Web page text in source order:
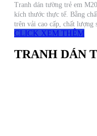
Tranh dán tường trẻ em
kích thước thực tế. Bằng
trên vải cao cấp, chất lượng
CLICK XEM THÊM
TRANH DÁN